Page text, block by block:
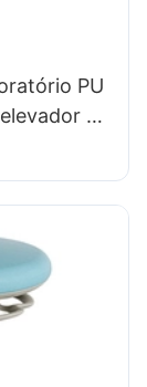
PU
de
anel de
para